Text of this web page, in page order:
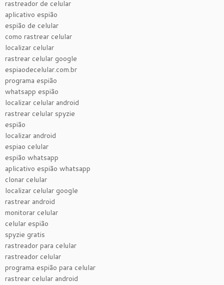
rastreador de celular
aplicativo espião
espião de celular
como rastrear celular
localizar celular
rastrear celular google
espiaodecelular.com.br
programa espião
whatsapp espião
localizar celular android
rastrear celular spyzie
espião
localizar android
espiao celular
espião whatsapp
aplicativo espião whatsapp
clonar celular
localizar celular google
rastrear android
monitorar celular
celular espião
spyzie gratis
rastreador para celular
rastreador celular
programa espião para celular
rastrear celular android